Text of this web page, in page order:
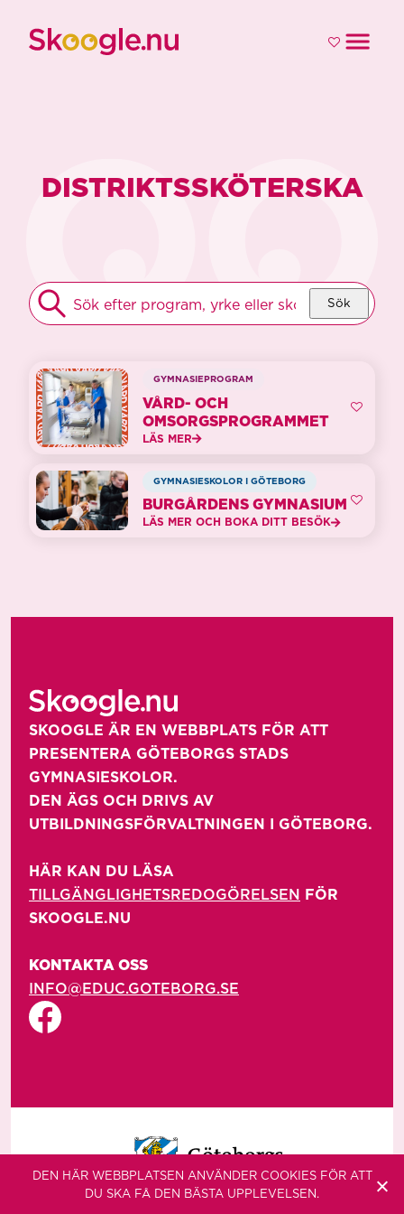
DISTRIKTSSKÖTERSKA
HITTA
DITT
Sök
GYMNASIEPROGRAM
VÅRD- OCH
OMSORGSPROGRAMMET
LÄS MER
GYMNASIESKOLOR I GÖTEBORG
BURGÅRDENS GYMNASIUM
LÄS MER OCH BOKA DITT BESÖK
SKOOGLE ÄR EN WEBBPLATS FÖR ATT
PRESENTERA GÖTEBORGS STADS
GYMNASIESKOLOR.
DEN ÄGS OCH DRIVS AV
UTBILDNINGSFÖRVALTNINGEN I GÖTEBORG.
TILLGÄNGLIGHETSREDOGÖRELSEN
FÖR
SKOOGLE.NU
KONTAKTA OSS
INFO@EDUC.GOTEBORG.SE
DEN HÄR WEBBPLATSEN ANVÄNDER COOKIES FÖR ATT
DU SKA FÅ DEN BÄSTA UPPLEVELSEN.